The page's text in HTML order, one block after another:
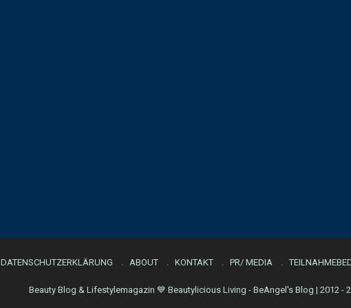
DATENSCHUTZERKLÄRUNG ABOUT KONTAKT PR/ MEDIA
Beauty Blog & Lifestylemagazin 💙 Beautylicious Living - BeAngel's Blog | 2012 -